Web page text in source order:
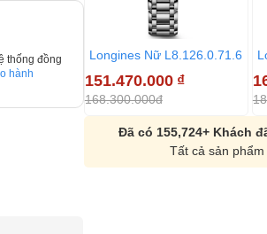
thống đồng
hành
Longines Nữ L8.126.0.71.6
151.470.000 ₫
168.300.000đ
Đã có 155,724+ Khách
Tất cả sản